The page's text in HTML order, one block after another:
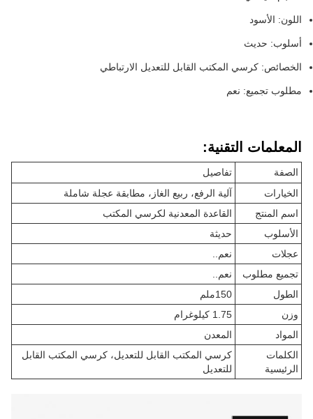
اللون: الأسود
أسلوب: حديث
الخصائص: كرسي المكتب القابل للتعديل الارتباطي
مطلوب تجميع: نعم
المعلمات التقنية:
الصفة
تفاصيل
الخيارات
آلية الرفع، ربيع الغاز، مطابقة عجلة شاملة
اسم المنتج
القاعدة المعدنية لكرسي المكتب
الأسلوب
حديثة
عجلات
نعم..
تجميع مطلوب
نعم..
الطول
150ملم
وزن
1.75 كيلوغرام
المواد
المعدن
الكلمات
الرئيسية
كرسي المكتب القابل للتعديل، كرسي المكتب القابل
للتعديل